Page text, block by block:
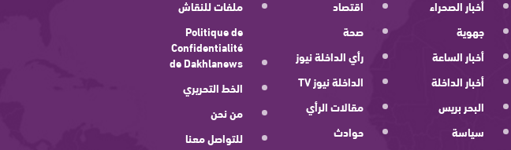
أخبار الصحراء
جهوية
أخبار الساعة
أخبار الداخلة
البحر بريس
سياسة
اقتصاد
صحة
رأي الداخلة نيوز
الداخلة نيوز TV
مقالات الرأي
حوادث
ملفات للنقاش
Politique de
Confidentialité
de Dakhlanews
الخط التحريري
من نحن
للتواصل معنا